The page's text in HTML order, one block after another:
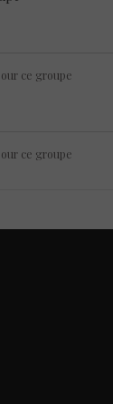
ce groupe
ce groupe